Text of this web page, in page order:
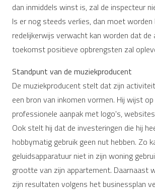
dan inmiddels winst is, zal de inspecteur
Is er nog steeds verlies, dan moet
redelijkerwijs verwacht kan worden dat
toekomst positieve opbrengsten zal
Standpunt van de muziekproducent
De muziekproducent stelt dat zijn
een bron van inkomen vormen. Hij wijst
professionele aanpak met logo's,
Ook stelt hij dat de investeringen die hij
hobbymatig gebruik geen nut hebben. Zo
geluidsapparatuur niet in zijn woning
grootte van zijn appartement. Daarnaast
zijn resultaten volgens het businessplan